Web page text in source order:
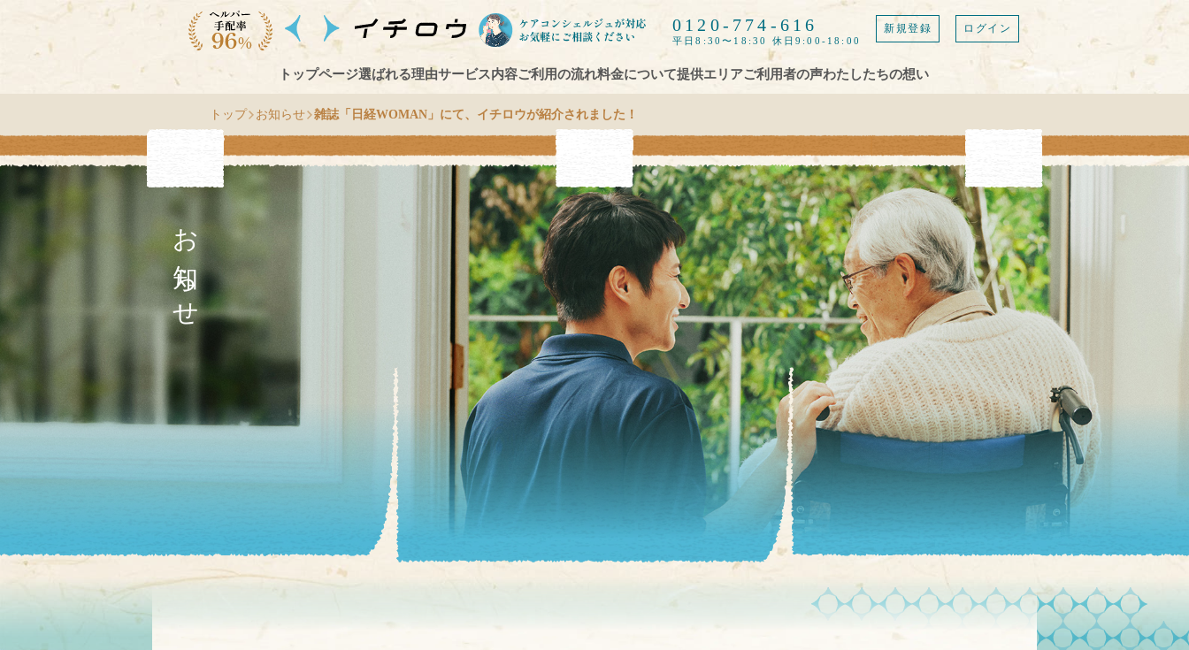
0120-774-616
平日8:30〜18:30 休日9:00-18:00
新規登録 ログイン
トップページ選ばれる理由サービス内容ご利用の流れ料金について提供エリアご利用者の声わたしたちの想い
トップ お知らせ 雑誌「日経WOMAN」にて、イチロウが紹介されました！
お知らせ